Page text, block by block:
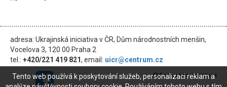
adresa: Ukrajinská iniciativa v ČR, Dům národnostních menšin,
Vocelova 3, 120 00 Praha 2
tel.: +420/221 419 821, email: uicr@centrum.cz
Tento web používá k poskytování služeb, personalizaci reklam a